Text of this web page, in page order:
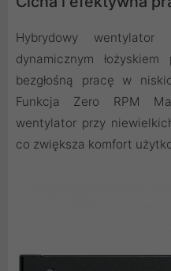
Hybrydowy
dynamicznym łożyskiem
bezgłośną pracę w
Funkcja Zero RPM
wentylator przy
co zwiększa komfort